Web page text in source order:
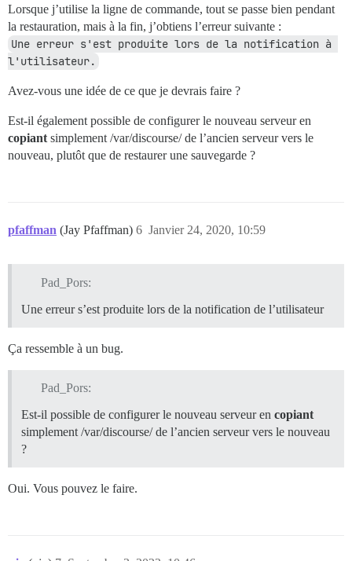
Lorsque j’utilise la ligne de commande, tout se passe bien pendant
la restauration, mais à la fin, j’obtiens l’erreur suivante :
Une erreur s'est produite lors de la notification à
l'utilisateur.
Avez-vous une idée de ce que je devrais faire ?
Est-il également possible de configurer le nouveau serveur en
copiant simplement /var/discourse/ de l’ancien serveur vers le
nouveau, plutôt que de restaurer une sauvegarde ?
pfaffman (Jay Pfaffman) Janvier 24, 2020, 10:59
6
Pad_Pors:
Une erreur s’est produite lors de la notification de l’utilisateur
Ça ressemble à un bug.
Pad_Pors:
Est-il possible de configurer le nouveau serveur en copiant
simplement /var/discourse/ de l’ancien serveur vers le nouveau
?
Oui. Vous pouvez le faire.